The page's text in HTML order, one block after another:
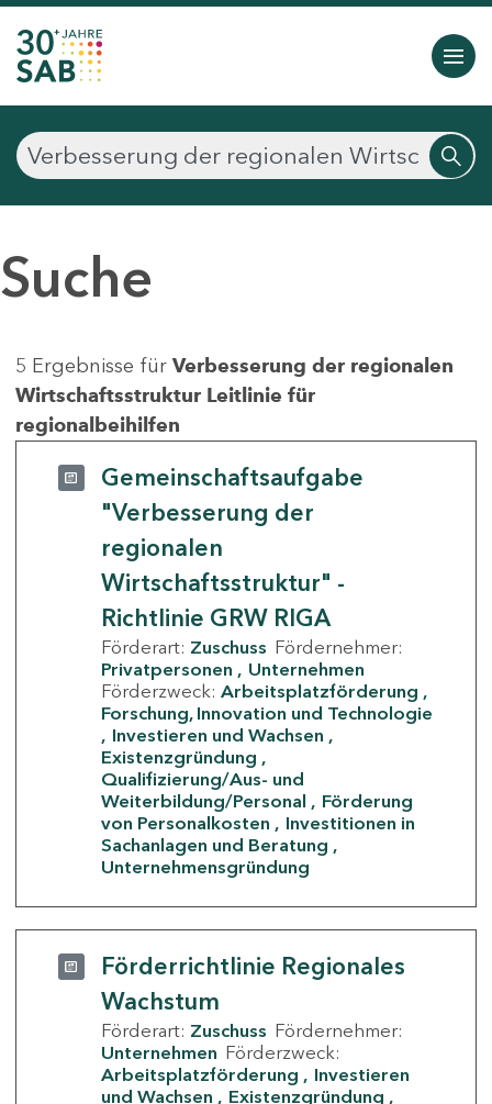
Suche
5 Ergebnisse für Verbesserung der regionalen
Wirtschaftsstruktur Leitlinie für
regionalbeihilfen
Gemeinschaftsaufgabe
"Verbesserung der
regionalen
Wirtschaftsstruktur" -
Richtlinie GRW RIGA
Förderart: Zuschuss Fördernehmer:
Privatpersonen
Unternehmen
Förderzweck: Arbeitsplatzförderung
Forschung, Innovation und Technologie
Investieren und Wachsen
Existenzgründung
Qualifizierung/Aus- und
Weiterbildung/Personal
Förderung
von Personalkosten
Investitionen in
Sachanlagen und Beratung
Unternehmensgründung
Förderrichtlinie Regionales
Wachstum
Förderart: Zuschuss Fördernehmer:
Unternehmen Förderzweck:
Arbeitsplatzförderung
Investieren
und Wachsen
Existenzgründung